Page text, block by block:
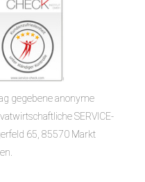
gegebene anonyme
SERVICE-
65, 85570 Markt